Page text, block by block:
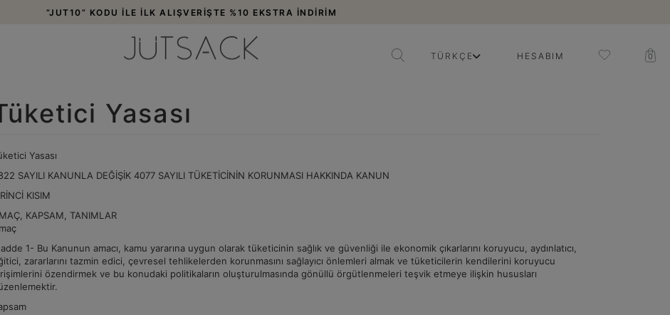
3000 TL VE ÜZERİ ALIŞVERİŞLERDE ÜCRETSİZ KARGO!
TÜRKÇE HESABIM 0
Yasası
Yasası
SAYILI KANUNLA DEĞİŞİK 4077 SAYILI TÜKETİCİNİN KORUNMASI HAKKINDA KANUN
KISIM
KAPSAM, TANIMLAR
1- Bu Kanunun amacı, kamu yararına uygun olarak tüketicinin sağlık ve güvenliği ile ekonomik çıkarlarını koruyucu, aydınlatıcı,
zararlarını tazmin edici, çevresel tehlikelerden korunmasını sağlayıcı önlemleri almak ve tüketicilerin kendilerini koruyucu
özendirmek ve bu konudaki politikaların oluşturulmasında gönüllü örgütlenmeleri teşvik etmeye ilişkin hususları